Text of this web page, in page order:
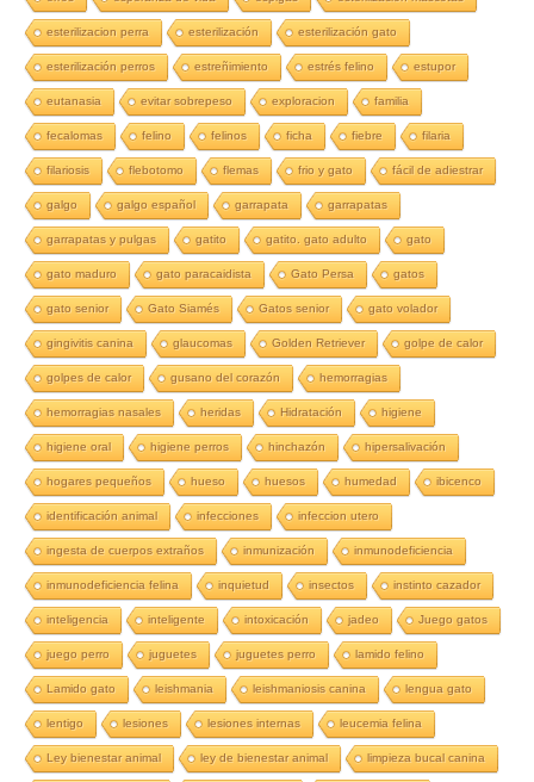
esterilizacion perra esterilización esterilización gato
esterilización perros estreñimiento estrés felino estupor
eutanasia evitar sobrepeso exploracion familia
fecalomas felino felinos ficha fiebre filaria
filariosis flebotomo flemas frio y gato fácil de adiestrar
galgo galgo español garrapata garrapatas
garrapatas y pulgas gatito gatito. gato adulto gato
gato maduro gato paracaidista Gato Persa gatos
gato senior Gato Siamés Gatos senior gato volador
gingivitis canina glaucomas Golden Retriever golpe de calor
golpes de calor gusano del corazón hemorragias
hemorragias nasales heridas Hidratación higiene
higiene oral higiene perros hinchazón hipersalivación
hogares pequeños hueso huesos humedad ibicenco
identificación animal infecciones infeccion utero
ingesta de cuerpos extraños inmunización inmunodeficiencia
inmunodeficiencia felina inquietud insectos instinto cazador
inteligencia inteligente intoxicación jadeo Juego gatos
juego perro juguetes juguetes perro lamido felino
Lamido gato leishmania leishmaniosis canina lengua gato
lentigo lesiones lesiones internas leucemia felina
Ley bienestar animal ley de bienestar animal limpieza bucal canina